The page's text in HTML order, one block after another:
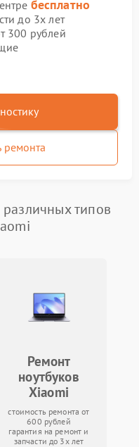
бесплатно
до 3х лет
300 рублей
ремонта
типов
Ремонт
ноутбуков
Xiaomi
стоимость ремонта от
600 рублей
гарантия на ремонт и
запчасти до 3х лет